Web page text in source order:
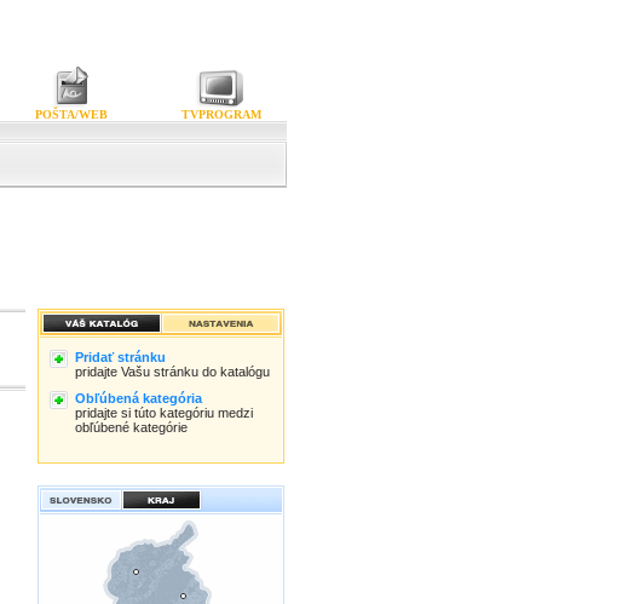
POŠTA/WEB TVPROGRAM
Pridať stránku
pridajte Vašu stránku do katalógu
Obľúbená kategória
pridajte si túto kategóriu medzi
obľúbené kategórie